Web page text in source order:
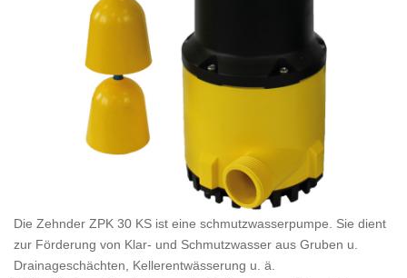
Die Zehnder ZPK 30 KS ist eine schmutzwasserpumpe. Sie dient
zur Förderung von Klar- und Schmutzwasser aus Gruben u.
Drainageschächten, Kellerentwässerung u. ä.